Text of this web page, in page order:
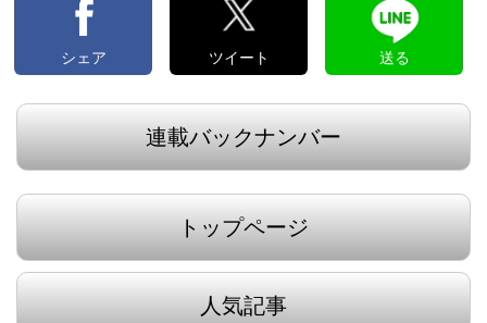
シェア ツイート 送る
連載バックナンバー
トップページ
人気記事